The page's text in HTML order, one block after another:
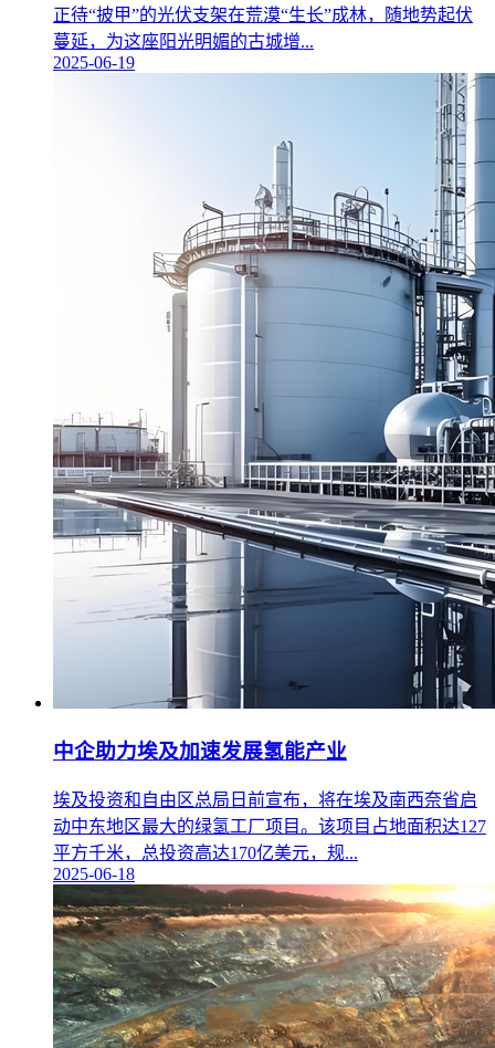
正待“披甲”的光伏支架在荒漠“生长”成林，随地势起伏
蔓延，为这座阳光明媚的古城增...
2025-06-19
中企助力埃及加速发展氢能产业
埃及投资和自由区总局日前宣布，将在埃及南西奈省启
动中东地区最大的绿氢工厂项目。该项目占地面积达127
平方千米，总投资高达170亿美元，规...
2025-06-18